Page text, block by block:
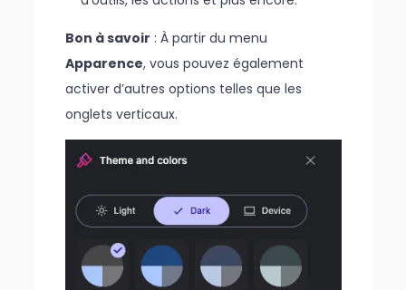
Bon à savoir : À partir du menu
Apparence, vous pouvez également
activer d’autres options telles que les
onglets verticaux.